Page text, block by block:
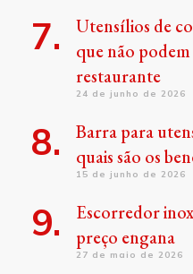
Utensílios de
que não
restaurante
24 de junho de 2026
Barra para
quais são os
15 de junho de 2026
Escorredor
preço engana
27 de maio de 2026